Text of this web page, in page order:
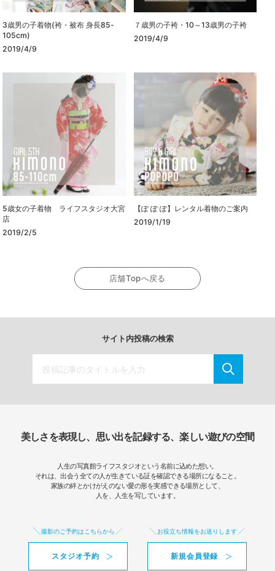
3歳男の子着物(袴・被布 身長85-
105cm)
2019/4/9
７歳男の子袴・10～13歳男の子袴
2019/4/9
5歳女の子着物 ライフスタジオ大宮
店
2019/2/5
【ぽ ぽ ぽ】レンタル着物のご案内
2019/1/19
店舗Topへ戻る
サイト内投稿の検索
美しさを表現し、思い出を記録する、楽しい遊びの空間
人生の写真館ライフスタジオという名前に込めた想い。
それは、出会う全ての人が生きている証を確認できる場所になること。
家族の絆とかけがえのない愛の形を実感できる場所として、
人を、人生を写しています。
撮影のご予約はこちらから
スタジオ予約
お役立ち情報をお送りします
新規会員登録